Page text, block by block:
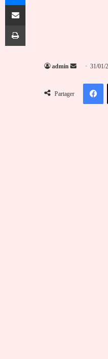
admin
Envoyer
courriel
31/01/
Partager
Partager par email